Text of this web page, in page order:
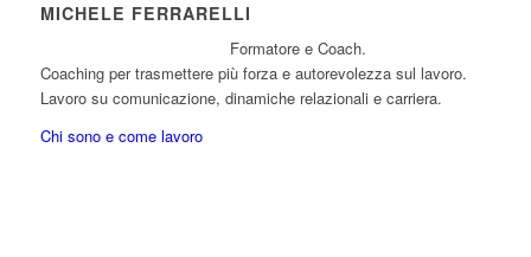
MICHELE FERRARELLI
Formatore e Coach.
Coaching per trasmettere più forza e autorevolezza sul lavoro.
Lavoro su comunicazione, dinamiche relazionali e carriera.
Chi sono e come lavoro